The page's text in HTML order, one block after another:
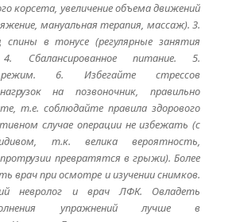
корсета, увеличение объема движений
мануальная терапия, массаж). 3.
в тонусе (регулярные занятия
Сбалансированное питание. 5.
режим. 6. Избегайте стрессов
на позвоночник, правильно
т.е. соблюдайте правила здорового
случае операции не избежать (с
т.к. велика вероятность,
превратятся в грыжи). Более
врач при осмотре и изучении снимков.
невролог и врач ЛФК. Овладеть
упражнений лучше в